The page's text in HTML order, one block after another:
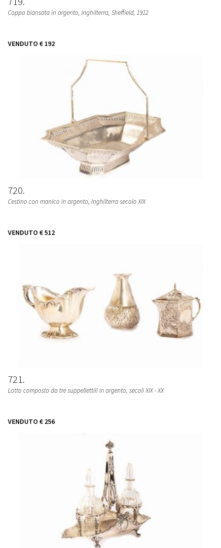
Coppa biansata in argento, Inghilterra, Sheffield, 1912
VENDUTO € 192
720
Cestino con manico in argento, Inghilterra secolo XIX
VENDUTO € 512
721
Lotto composto da tre suppellettili in argento, secoli XIX - XX
VENDUTO € 256